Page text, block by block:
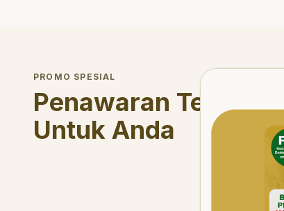
PROMO SPESIAL
Penawaran Terbatas
Untuk Anda
Welcome Offer